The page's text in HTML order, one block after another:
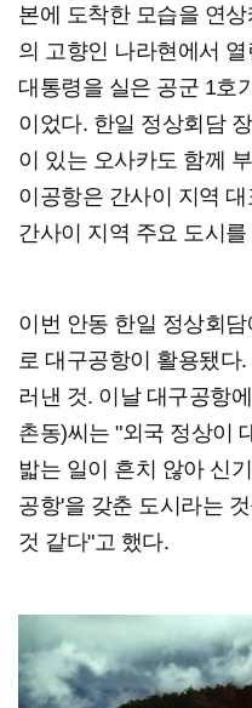
본에 도착한 모습을 연
의 고향인 나라현에서
대통령을 실은 공군 1호
이었다. 한일 정상회담
이 있는 오사카도 함께
이공항은 간사이 지역
간사이 지역 주요 도시
이번 안동 한일 정상회
로 대구공항이 활용됐다
러낸 것. 이날 대구공항
촌동)씨는 "외국 정상이
밟는 일이 흔치 않아 신
공항'을 갖춘 도시라는
것 같다"고 했다.